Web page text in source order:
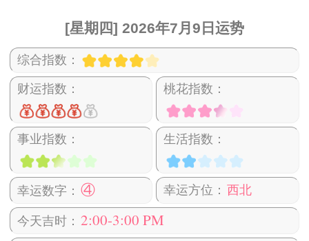
[星期四] 2026年7月9日运势
综合指数：
财运指数： 桃花指数：
事业指数： 生活指数：
幸运数字： ④ 幸运方位： 西北
今天吉时： 2:00-3:00 PM